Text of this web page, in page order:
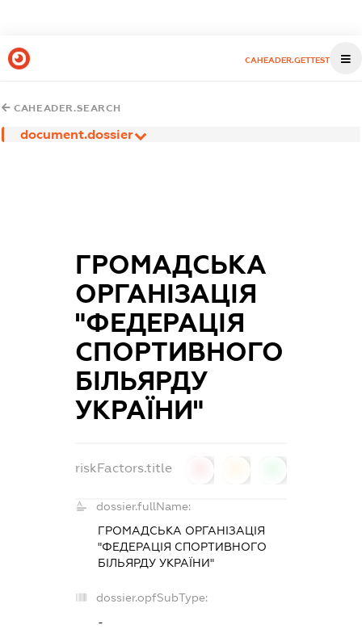
CAHEADER.GETTEST
CAHEADER.SEARCH
document.dossier
ГРОМАДСЬКА
ОРГАНІЗАЦІЯ
"ФЕДЕРАЦІЯ
СПОРТИВНОГО
БІЛЬЯРДУ
УКРАЇНИ"
riskFactors.title
dossier.fullName:
ГРОМАДСЬКА ОРГАНІЗАЦІЯ
"ФЕДЕРАЦІЯ СПОРТИВНОГО
БІЛЬЯРДУ УКРАЇНИ"
dossier.opfSubType:
-